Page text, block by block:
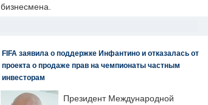
бизнесмена.
FIFA заявила о поддержке Инфантино и отказалась от
проекта о продаже прав на чемпионаты частным
инвесторам
Президент Международной